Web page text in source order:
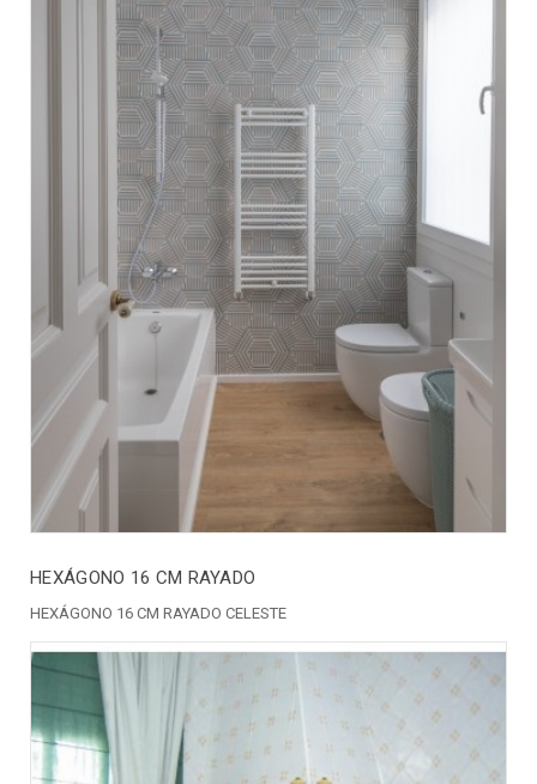
HEXÁGONO 16 CM RAYADO
HEXÁGONO 16 CM RAYADO CELESTE